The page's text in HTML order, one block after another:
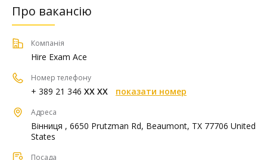
Про вакансію
Компанія
Hire Exam Ace
Номер телефону
+ 389 21 346 XX XX показати номер
Адреса
Вінниця , 6650 Prutzman Rd, Beaumont, TX 77706 United
States
Посада